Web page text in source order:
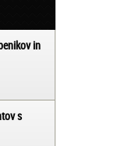
in
s